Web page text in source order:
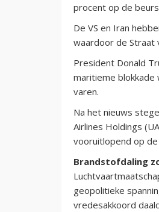
procent op de
De VS en Iran
waardoor de Straat
President Donald
maritieme blokkade
varen.
Na het nieuws
Airlines Holdings
vooruitlopend op de
Brandstofdaling
geopolitieke
vredesakkoord